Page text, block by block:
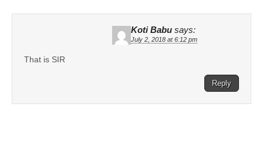
Koti Babu says:
July 2, 2018 at 6:12 pm
That is SIR
Reply